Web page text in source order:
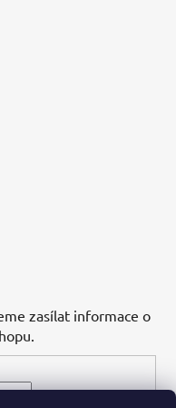
zasílat informace o